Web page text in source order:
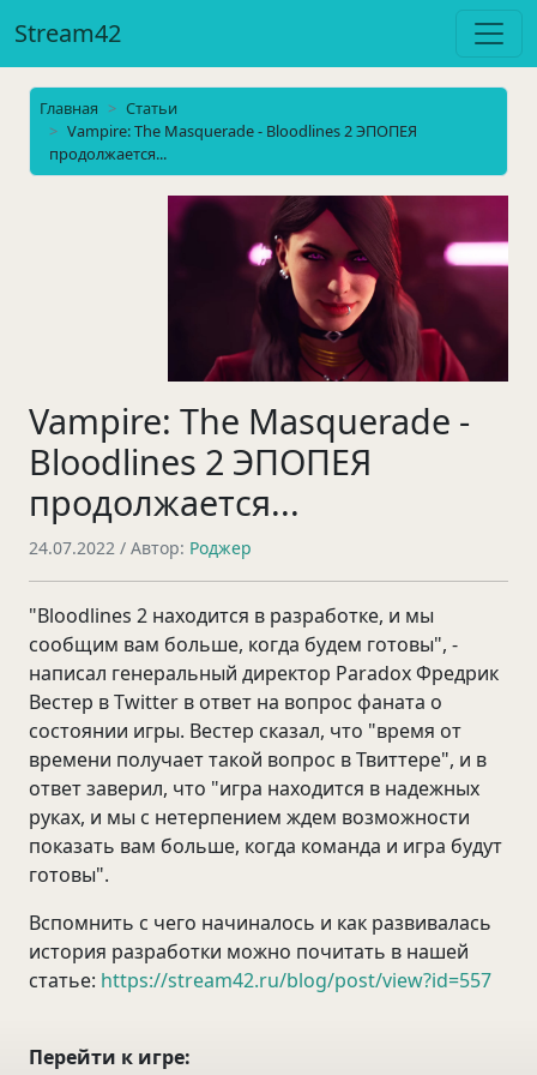
Stream42
Главная
Статьи
Vampire: The Masquerade - Bloodlines 2 ЭПОПЕЯ
продолжается...
Vampire: The Masquerade -
Bloodlines 2 ЭПОПЕЯ
продолжается...
24.07.2022 / Автор: Роджер
"Bloodlines 2 находится в разработке, и мы
сообщим вам больше, когда будем готовы", -
написал генеральный директор Paradox Фредрик
Вестер в Twitter в ответ на вопрос фаната о
состоянии игры. Вестер сказал, что "время от
времени получает такой вопрос в Твиттере", и в
ответ заверил, что "игра находится в надежных
руках, и мы с нетерпением ждем возможности
показать вам больше, когда команда и игра будут
готовы".
Вспомнить с чего начиналось и как развивалась
история разработки можно почитать в нашей
статье: https://stream42.ru/blog/post/view?id=557
Перейти к игре: